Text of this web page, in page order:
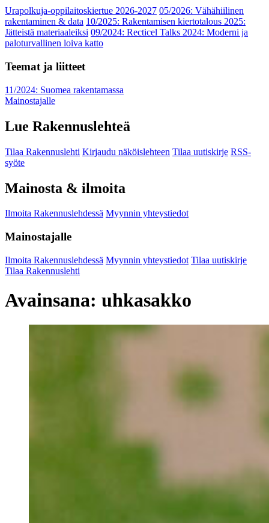
Urapolkuja-oppilaitoskiertue 2026-2027 05/2026: Vähähiilinen
rakentaminen & data 10/2025: Rakentamisen kiertotalous 2025:
Jätteistä materiaaleiksi 09/2024: Recticel Talks 2024: Moderni ja
paloturvallinen loiva katto
Teemat ja liitteet
11/2024: Suomea rakentamassa
Mainostajalle
Lue Rakennuslehteä
Tilaa Rakennuslehti Kirjaudu näköislehteen Tilaa uutiskirje RSS-
syöte
Mainosta & ilmoita
Ilmoita Rakennuslehdessä Myynnin yhteystiedot
Mainostajalle
Ilmoita Rakennuslehdessä Myynnin yhteystiedot Tilaa uutiskirje
Tilaa Rakennuslehti
Avainsana: uhkasakko